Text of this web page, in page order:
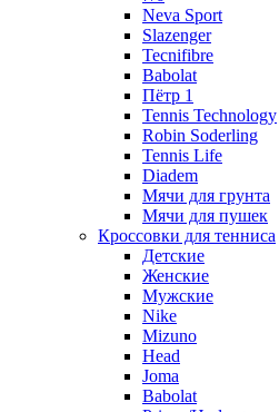
Neva Sport
Slazenger
Tecnifibre
Babolat
Пётр 1
Tennis Technology
Robin Soderling
Tennis Life
Diadem
Мячи для грунта
Мячи для пушек
Кроссовки для тенниса
Детские
Женские
Мужские
Nike
Mizuno
Head
Joma
Babolat